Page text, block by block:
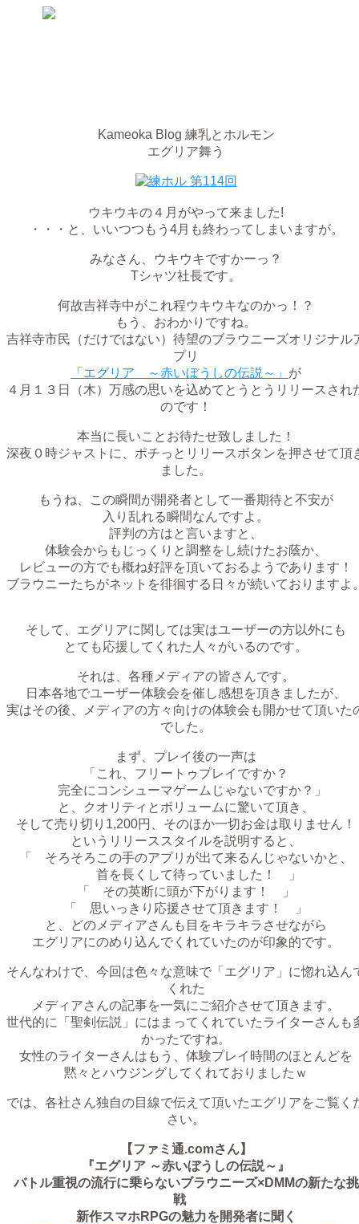
Kameoka Blog 練乳とホルモン
エグリア舞う
ウキウキの４月がやって来ました!
・・・と、いいつつもう4月も終わってしまいますが。
みなさん、ウキウキですかーっ？
Tシャツ社長です。
何故吉祥寺中がこれ程ウキウキなのかっ！？
もう、おわかりですね。
吉祥寺市民（だけではない）待望のブラウニーズオリジナル
プリ
「エグリア ～赤いぼうしの伝説～」 が
４月１３日（木）万感の思いを込めてとうとうリリースされ
のです！
本当に長いことお待たせ致しました！
深夜０時ジャストに、ポチっとリリースボタンを押させて頂
ました。
もうね、この瞬間が開発者として一番期待と不安が
入り乱れる瞬間なんですよ。
評判の方はと言いますと、
体験会からもじっくりと調整をし続けたお蔭か、
レビューの方でも概ね好評を頂いておるようであります！
ブラウニーたちがネットを徘徊する日々が続いておりますよ
そして、エグリアに関しては実はユーザーの方以外にも
とても応援してくれた人々がいるのです。
それは、各種メディアの皆さんです。
日本各地でユーザー体験会を催し感想を頂きましたが、
実はその後、メディアの方々向けの体験会も開かせて頂いた
でした。
まず、プレイ後の一声は
「これ、フリートゥプレイですか？
完全にコンシューマゲームじゃないですか？」
と、クオリティとボリュームに驚いて頂き、
そして売り切り1,200円、そのほか一切お金は取りません！
というリリーススタイルを説明すると、
「 そろそろこの手のアプリが出て来るんじゃないかと、
首を長くして待っていました！ 」
「 その英断に頭が下がります！ 」
「 思いっきり応援させて頂きます！ 」
と、どのメディアさんも目をキラキラさせながら
エグリアにのめり込んでくれていたのが印象的です。
そんなわけで、今回は色々な意味で「エグリア」に惚れ込ん
くれた
メディアさんの記事を一気にご紹介させて頂きます。
世代的に「聖剣伝説」にはまってくれていたライターさんも
かったですね。
女性のライターさんはもう、体験プレイ時間のほとんどを
黙々とハウジングしてくれておりましたｗ
では、各社さん独自の目線で伝えて頂いたエグリアをご覧く
さい。
【ファミ通.comさん】
『エグリア ～赤いぼうしの伝説～』
バトル重視の流行に乗らないブラウニーズ×DMMの新たな挑
戦
新作スマホRPGの魅力を開発者に聞く